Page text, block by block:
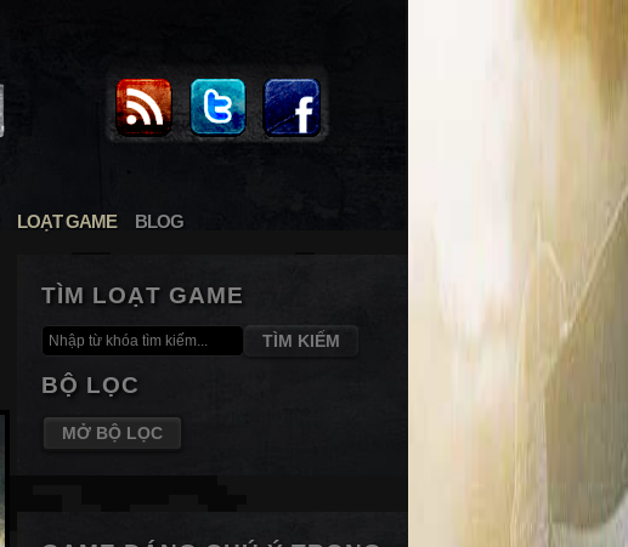
LOẠT GAME BLOG
TÌM LOẠT GAME
TÌM KIẾM
BỘ LỌC
MỞ BỘ LỌC